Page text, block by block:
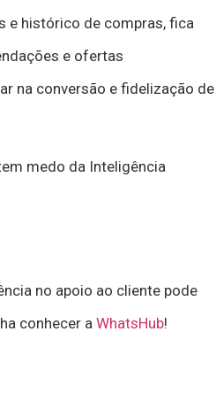
e histórico de compras, fica
e ofertas
na conversão e fidelização de
medo da ‍Inteligência
no apoio ao cliente pode
conhecer a WhatsHub!